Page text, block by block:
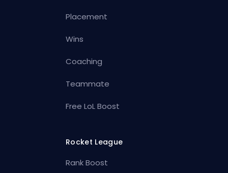
Placement
Wins
Coaching
Teammate
Free LoL Boost
Rocket League
Rank Boost